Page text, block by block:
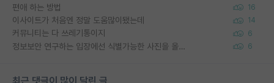
편애 하는 방법 16
이사이트가 처음엔 정말 도움많이됐는데 14
커뮤니티는 다 쓰레기통이지 6
정보보안 연구하는 입장에선 식별가능한 사진을 올리는건 비추이긴함 6